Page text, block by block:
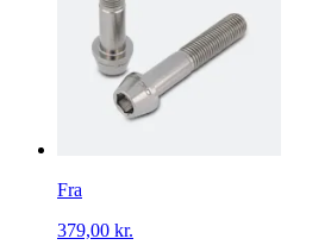
Fra
379,00 kr.